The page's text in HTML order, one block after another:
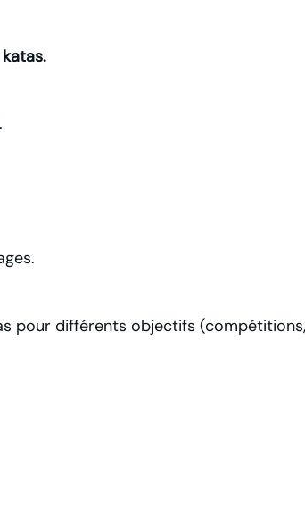
pour différents objectifs